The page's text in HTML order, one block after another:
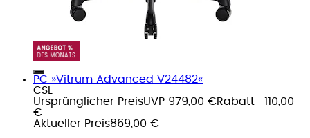
PC »Vitrum Advanced V24482«
CSL
Ursprünglicher PreisUVP 979,00 €Rabatt- 110,00
€
Aktueller Preis869,00 €